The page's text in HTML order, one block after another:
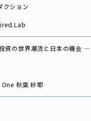
クション
資の世界潮流と日本の機会 —
秋葉 紗耶